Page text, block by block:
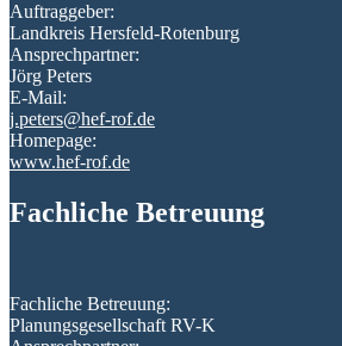
Auftraggeber:
Landkreis Hersfeld-Rotenburg
Ansprechpartner:
Jörg Peters
E-Mail:
j.peters@hef-rof.de
Homepage:
www.hef-rof.de
Fachliche Betreuung
Fachliche Betreuung:
Planungsgesellschaft RV-K